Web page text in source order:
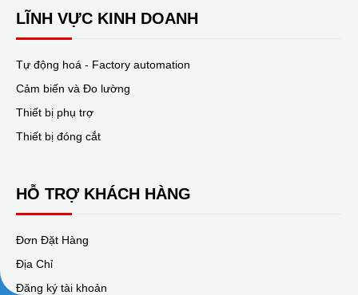
LĨNH VỰC KINH DOANH
Tự động hoá - Factory automation
Cảm biến và Đo lường
Thiết bị phụ trợ
Thiết bị đóng cắt
HỖ TRỢ KHÁCH HÀNG
Đơn Đặt Hàng
Địa Chỉ
Đăng ký tài khoản